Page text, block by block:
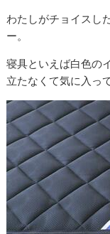
わたしがチョイスし
ー。
寝具といえば白色の
立たなくて気に入っ